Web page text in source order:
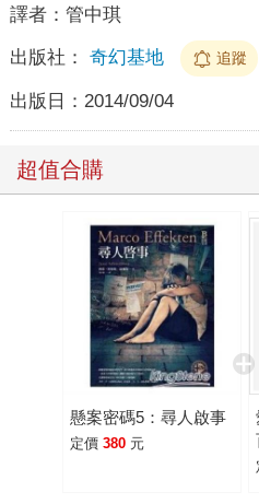
譯者： 管中琪
出版社： 奇幻基地 追蹤
出版日： 2014/09/04
超值合購
懸案密碼5：尋人啟事
定價 380 元